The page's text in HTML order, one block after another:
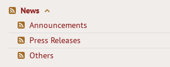
News
Announcements
Press Releases
Others